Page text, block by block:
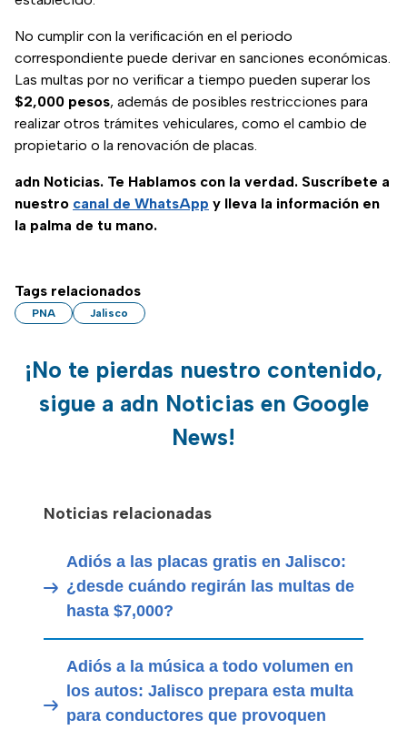
No cumplir con la verificación en el periodo
correspondiente puede derivar en sanciones económicas.
Las multas por no verificar a tiempo pueden superar los
$2,000 pesos, además de posibles restricciones para
realizar otros trámites vehiculares, como el cambio de
propietario o la renovación de placas.
adn Noticias. Te Hablamos con la verdad. Suscríbete a
nuestro canal de WhatsApp y lleva la información en
la palma de tu mano.
Tags relacionados
PNA Jalisco
¡No te pierdas nuestro contenido,
sigue a adn Noticias en Google
News!
Noticias relacionadas
Adiós a las placas gratis en Jalisco:
¿desde cuándo regirán las multas de
hasta $7,000?
Adiós a la música a todo volumen en
los autos: Jalisco prepara esta multa
para conductores que provoquen